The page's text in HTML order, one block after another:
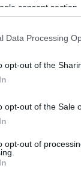
consent section.
Data Processing
opt-out of the
opt-out of the Sale
opt-out of
σήμερα
της
αναμένονται
με τον α'
υπάρχει